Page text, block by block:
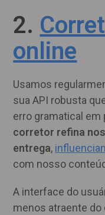
2.
online
Usamos
sua API robusta
erro gramatical em
corretor refina
entrega,
com nosso
A interface do
menos atraente do